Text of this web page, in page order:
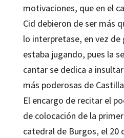
motivaciones, que en el
Cid debieron de ser más
lo interpretase, en vez de
estaba jugando, pues la
cantar se dedica a
más poderosas de
El encargo de recitar el
de colocación de la
catedral de Burgos, el 20